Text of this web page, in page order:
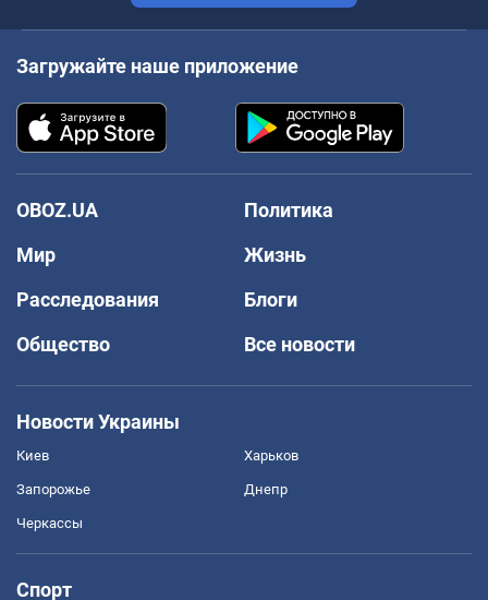
Загружайте наше приложение
OBOZ.UA
Политика
Мир
Жизнь
Расследования
Блоги
Общество
Все новости
Новости Украины
Киев Харьков
Запорожье Днепр
Черкассы
Спорт